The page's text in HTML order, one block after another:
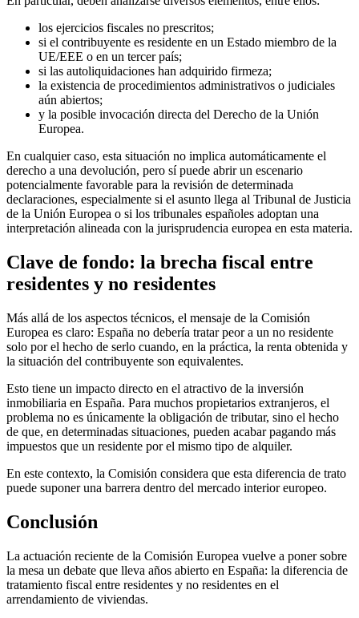
los ejercicios fiscales no prescritos;
si el contribuyente es residente en un Estado miembro de la
UE/EEE o en un tercer país;
si las autoliquidaciones han adquirido firmeza;
la existencia de procedimientos administrativos o judiciales
aún abiertos;
y la posible invocación directa del Derecho de la Unión
Europea.
En cualquier caso, esta situación no implica automáticamente el
derecho a una devolución, pero sí puede abrir un escenario
potencialmente favorable para la revisión de determinada
declaraciones, especialmente si el asunto llega al Tribunal de Justicia
de la Unión Europea o si los tribunales españoles adoptan una
interpretación alineada con la jurisprudencia europea en esta materia.
Clave de fondo: la brecha fiscal entre
residentes y no residentes
Más allá de los aspectos técnicos, el mensaje de la Comisión
Europea es claro: España no debería tratar peor a un no residente
solo por el hecho de serlo cuando, en la práctica, la renta obtenida y
la situación del contribuyente son equivalentes.
Esto tiene un impacto directo en el atractivo de la inversión
inmobiliaria en España. Para muchos propietarios extranjeros, el
problema no es únicamente la obligación de tributar, sino el hecho
de que, en determinadas situaciones, pueden acabar pagando más
impuestos que un residente por el mismo tipo de alquiler.
En este contexto, la Comisión considera que esta diferencia de trato
puede suponer una barrera dentro del mercado interior europeo.
Conclusión
La actuación reciente de la Comisión Europea vuelve a poner sobre
la mesa un debate que lleva años abierto en España: la diferencia de
tratamiento fiscal entre residentes y no residentes en el
arrendamiento de viviendas.